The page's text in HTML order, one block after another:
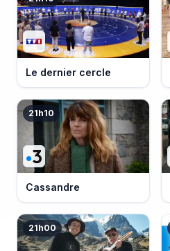
Le dernier cercle
21h10
Cassandre
21h00